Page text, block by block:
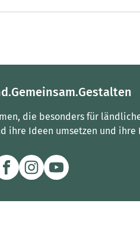
die besonders für
ihre Ideen umsetzen und